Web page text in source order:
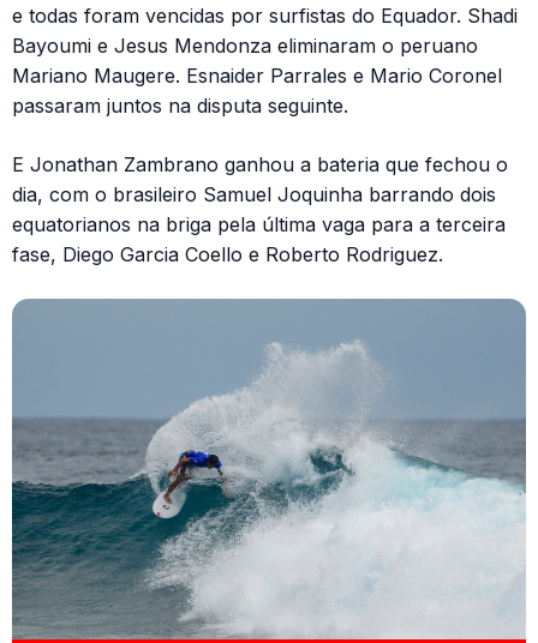
e todas foram vencidas por surfistas do Equador. Shadi
Bayoumi e Jesus Mendonza eliminaram o peruano
Mariano Maugere. Esnaider Parrales e Mario Coronel
passaram juntos na disputa seguinte.
E Jonathan Zambrano ganhou a bateria que fechou o
dia, com o brasileiro Samuel Joquinha barrando dois
equatorianos na briga pela última vaga para a terceira
fase, Diego Garcia Coello e Roberto Rodriguez.